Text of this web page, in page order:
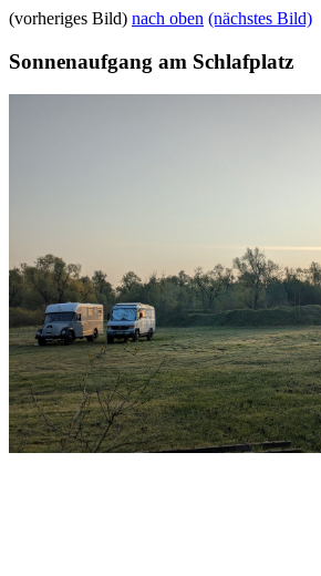
(vorheriges Bild) nach oben (nächstes Bild)
Sonnenaufgang am Schlafplatz